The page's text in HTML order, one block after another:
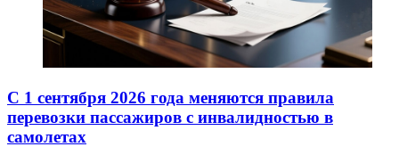
С 1 сентября 2026 года меняются правила
перевозки пассажиров с инвалидностью в
самолетах